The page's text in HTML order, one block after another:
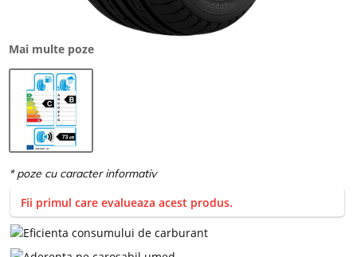
Mai multe poze
Fii primul care evalueaza acest produs.